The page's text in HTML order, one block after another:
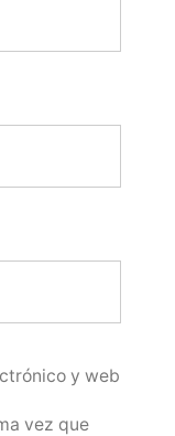
y web
vez que